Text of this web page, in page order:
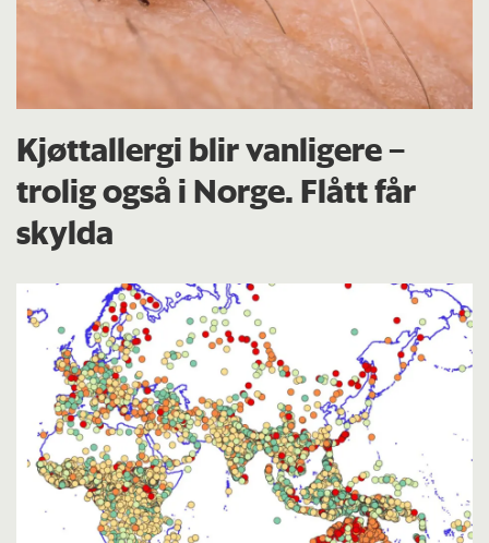
Kjøttallergi blir vanligere –
trolig også i Norge. Flått får
skylda